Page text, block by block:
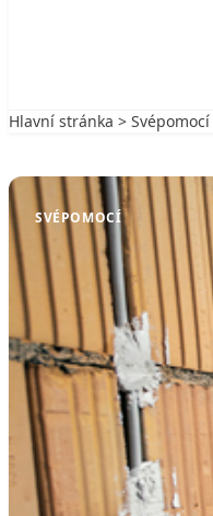
Hlavní stránka > Svépomocí
SVÉPOMOCÍ